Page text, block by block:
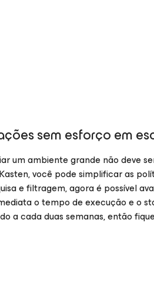
sem esforço em
um ambiente grande não deve
você pode simplificar as
e filtragem, agora é possível
o tempo de execução e o
a cada duas semanas, então